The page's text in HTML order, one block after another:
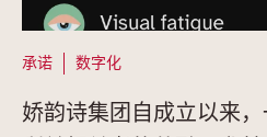
承诺 数字化
娇韵诗集团自成立以来